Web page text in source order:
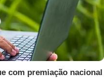
com premiação nacional